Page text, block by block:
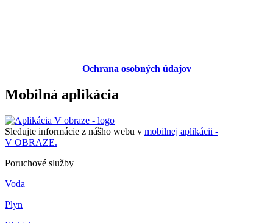
Ochrana osobných údajov
Mobilná aplikácia
Sledujte informácie z nášho webu v mobilnej aplikácii -
V OBRAZE.
Poruchové služby
Voda
Plyn